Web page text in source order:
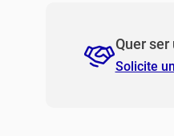
contato@jomabr.com.br
Regulamento Joma Club
Quer ser
Solicite